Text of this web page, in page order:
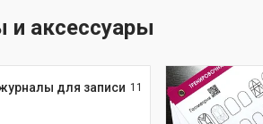
и аксессуары
для записи 11